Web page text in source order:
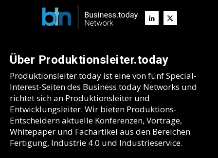
Über Produktionsleiter.today
Produktionsleiter.today ist eine von fünf Special-
Interest-Seiten des Business.today Networks und
richtet sich an Produktionsleiter und
Entwicklungsleiter. Wir bieten Produktions-
Entscheidern aktuelle Konferenzen, Vorträge,
Whitepaper und Fachartikel aus den Bereichen
Fertigung, Industrie 4.0 und Industrieservice.